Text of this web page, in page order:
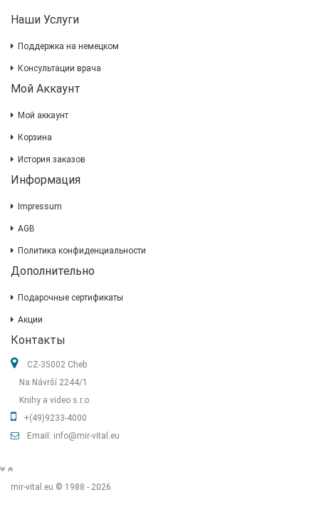
Наши Услуги
Поддержка на немецком
Консультации врача
Мой Аккаунт
Мой аккаунт
Корзина
История заказов
Информация
Impressum
AGB
Политика конфиденциальности
Дополнительно
Подарочные сертификаты
Акции
Контакты
CZ-35002 Cheb
Na Návrší 2244/1
Knihy a video s.r.o.
+(49)9233-4000
Email: info@mir-vital.eu
mir-vital.eu © 1988 - 2026.